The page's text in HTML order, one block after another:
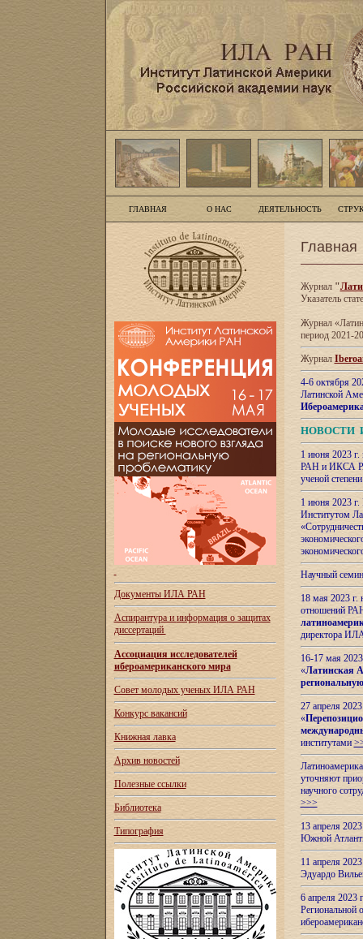
ГЛАВНАЯ О НАС ДЕЯТЕЛЬНОСТЬ
Документы ИЛА РАН
Аспирантура и информация о защитах
диссертаций
Ассоциация исследователей
ибероамериканского мира
Совет молодых ученых ИЛА РАН
Конкурс вакансий
Книжная лавка
Архив новостей
Полезные ссылки
Библиотека
Типография
Главная
Журнал"
Указатель
Журнал
период 2021-
Журнал
4-6 октября
Латинской
НОВОСТИ
1 июня 2023
РАН и ИКСА
ученой
1 июня 2023
Институтом
Научный
18 мая 2023
отношений
директора
16-17 мая
«Латинская
27 апреля
«
институтами
уточняют
научного
>>>
13 апреля
Южной
11 апреля
Эдуардо
6 апреля
Региональной